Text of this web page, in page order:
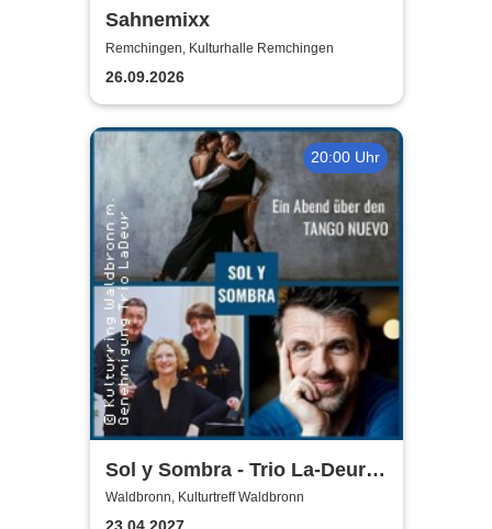
Sahnemixx
Remchingen, Kulturhalle Remchingen
26.09.2026
20:00 Uhr
Sol y Sombra - Trio La-Deur
und Gunnar Schmidt
Waldbronn, Kulturtreff Waldbronn